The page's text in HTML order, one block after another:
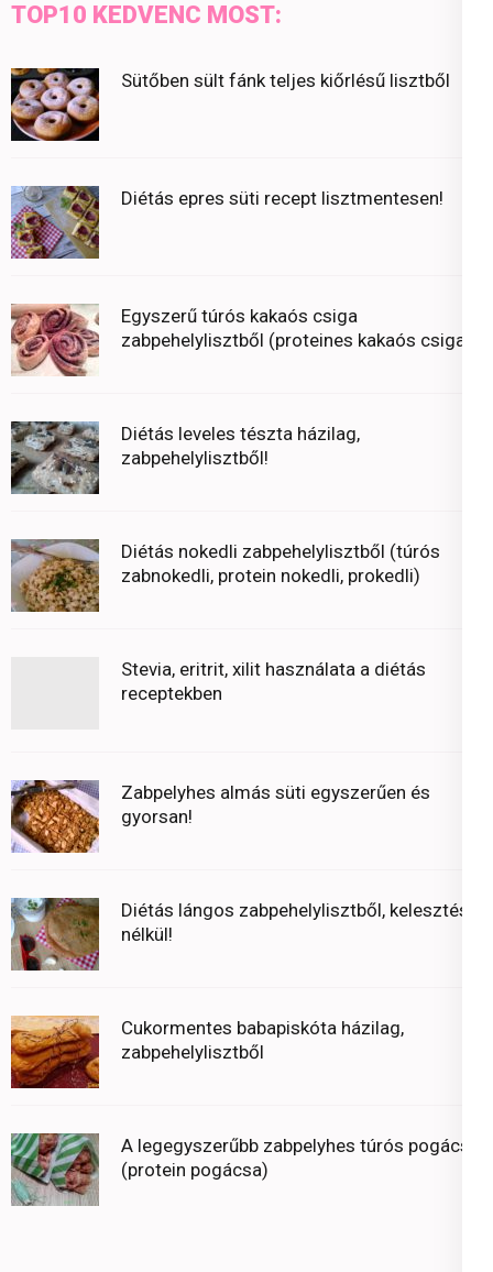
TOP10 KEDVENC MOST:
Sütőben sült fánk teljes kiőrlésű lisztből
Diétás epres süti recept lisztmentesen!
Egyszerű túrós kakaós csiga
zabpehelylisztből (proteines kakaós csiga)
Diétás leveles tészta házilag,
zabpehelylisztből!
Diétás nokedli zabpehelylisztből (túrós
zabnokedli, protein nokedli, prokedli)
Stevia, eritrit, xilit használata a diétás
receptekben
Zabpelyhes almás süti egyszerűen és
gyorsan!
Diétás lángos zabpehelylisztből, kelesztés
nélkül!
Cukormentes babapiskóta házilag,
zabpehelylisztből
A legegyszerűbb zabpelyhes túrós pogácsa
(protein pogácsa)